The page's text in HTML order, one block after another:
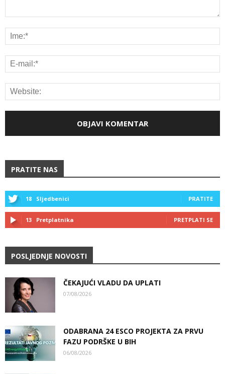
PRATITE NAS
18 Sljedbenici PRATITE
13 Pretplatnika PRETPLATI SE
POSLJEDNJE NOVOSTI
ČEKAJUĆI VLADU DA UPLATI
07/08/2026
ODABRANA 24 ESCO PROJEKTA ZA PRVU
FAZU PODRŠKE U BIH
06/08/2026